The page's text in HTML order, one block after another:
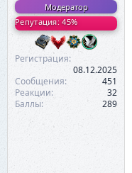
Модератор
Репутация: 45%
Регистрация
08.12.2025
Сообщения
451
Реакции
32
Баллы
289